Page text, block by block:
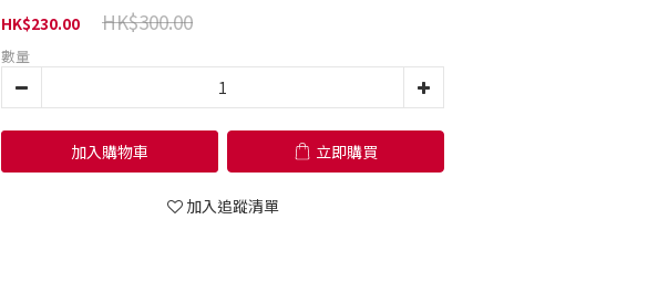
HK$300.00
HK$230.00
數量
加入購物車 立即購買
加入追蹤清單